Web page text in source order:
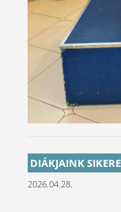
DIÁKJAINK
2026.04.28.